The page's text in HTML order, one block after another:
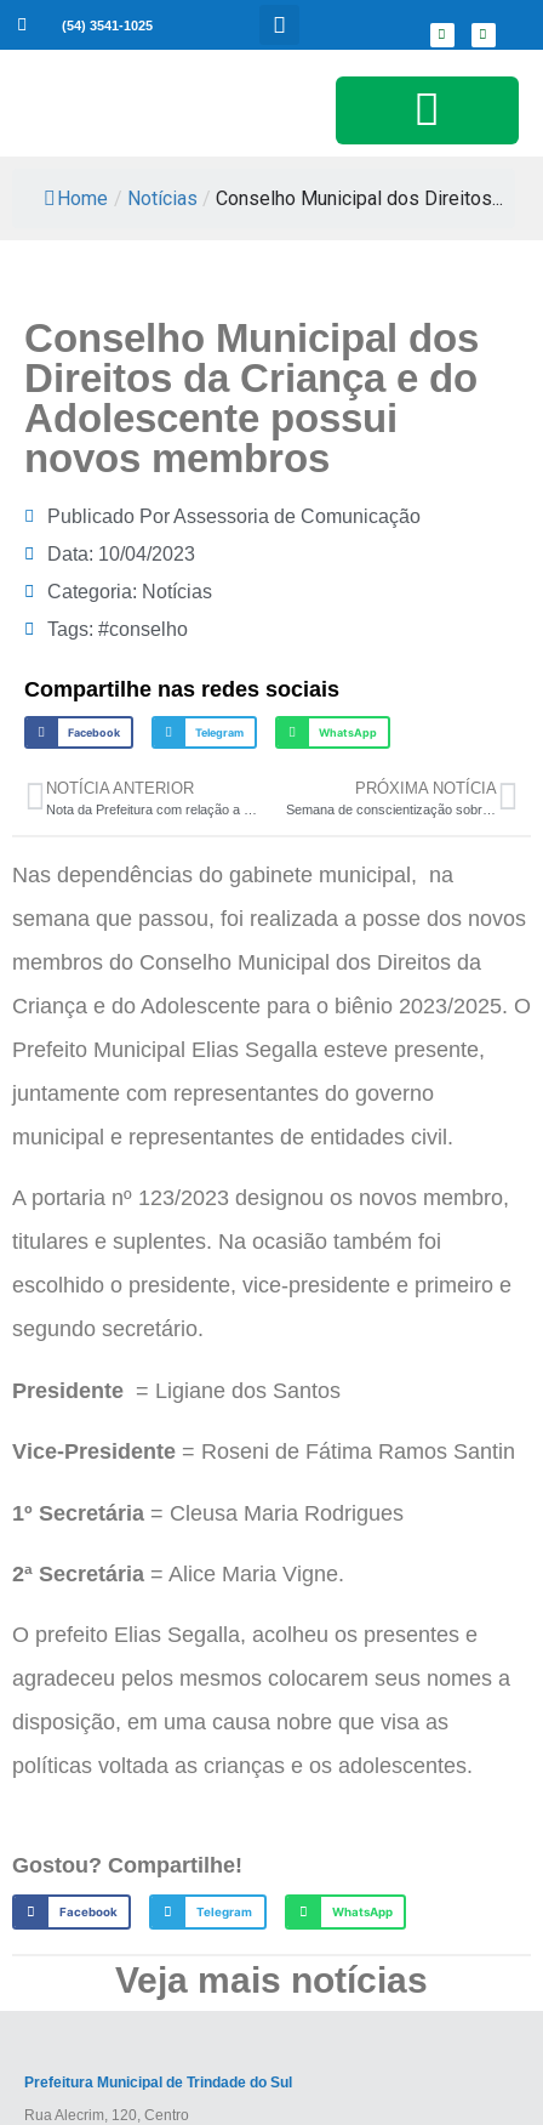
(54) 3541-1025
Home / Notícias / Conselho Municipal dos Direitos...
Conselho Municipal dos
Direitos da Criança e do
Adolescente possui
novos membros
Publicado PorAssessoria de Comunicação
Data: 10/04/2023
Categoria: Notícias
Tags: #conselho
Compartilhe nas redes sociais
Facebook Telegram WhatsApp
NOTÍCIA ANTERIOR PRÓXIMA NOTÍCIA
Nas dependências do gabinete municipal, na
semana que passou, foi realizada a posse dos novos
membros do Conselho Municipal dos Direitos da
Criança e do Adolescente para o biênio 2023/2025. O
Prefeito Municipal Elias Segalla esteve presente,
juntamente com representantes do governo
municipal e representantes de entidades civil.
A portaria nº 123/2023 designou os novos membro,
titulares e suplentes. Na ocasião também foi
escolhido o presidente, vice-presidente e primeiro e
segundo secretário.
Presidente = Ligiane dos Santos
Vice-Presidente = Roseni de Fátima Ramos Santin
1º Secretária = Cleusa Maria Rodrigues
2ª Secretária = Alice Maria Vigne.
O prefeito Elias Segalla, acolheu os presentes e
agradeceu pelos mesmos colocarem seus nomes a
disposição, em uma causa nobre que visa as
políticas voltada as crianças e os adolescentes.
Gostou? Compartilhe!
Facebook Telegram WhatsApp
Veja mais notícias
Prefeitura Municipal de Trindade do Sul
Rua Alecrim, 120, Centro